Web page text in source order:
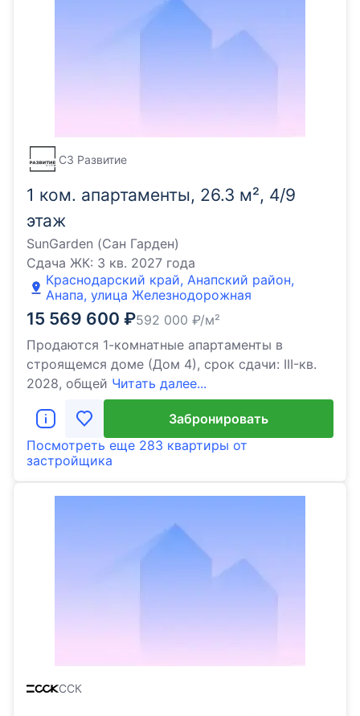
1 ком. апартаменты, 26.3 м², 4/9
этаж
SunGarden (Сан Гарден)
Сдача ЖК: 3 кв. 2027 года
Краснодарский край, Анапский район,
Анапа, улица Железнодорожная
15 569 600 ₽592 000 ₽/м²
Продаются 1-комнатные апартаменты в
строящемся доме (Дом 4), срок сдачи: III-кв.
2028, общей Читать далее...
СЗ Развитие
Забронировать
Посмотреть еще 283 квартиры от
застройщика
ССК